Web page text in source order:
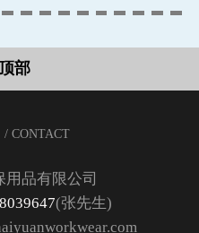
部
/ CONTACT
品有限公司
(张先生)